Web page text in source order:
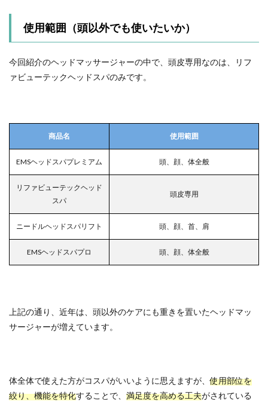
使用範囲（頭以外でも使いたいか）
今回紹介のヘッドマッサージャーの中で、頭皮専用なのは、リフ
ァビューテックヘッドスパのみです。
商品名 使用範囲
EMSヘッドスパプレミアム 頭、顔、体全般
リファビューテックヘッド
スパ
頭皮専用
ニードルヘッドスパリフト 頭、顔、首、肩
EMSヘッドスパプロ 頭、顔、体全般
上記の通り、近年は、頭以外のケアにも重きを置いたヘッドマッ
サージャーが増えています。
体全体で使えた方がコスパがいいように思えますが、使用部位を
絞り、機能を特化することで、 満足度を高める工夫がされている